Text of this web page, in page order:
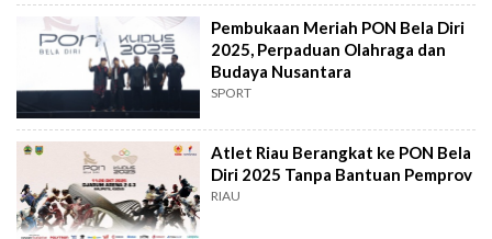
Pembukaan Meriah PON Bela Diri
2025, Perpaduan Olahraga dan
Budaya Nusantara
SPORT
Atlet Riau Berangkat ke PON Bela
Diri 2025 Tanpa Bantuan Pemprov
RIAU